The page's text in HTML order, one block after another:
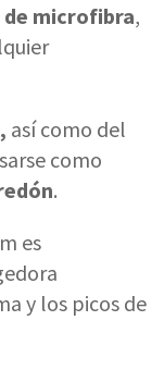
microfibra,
así como del
como
.
es
y los picos de